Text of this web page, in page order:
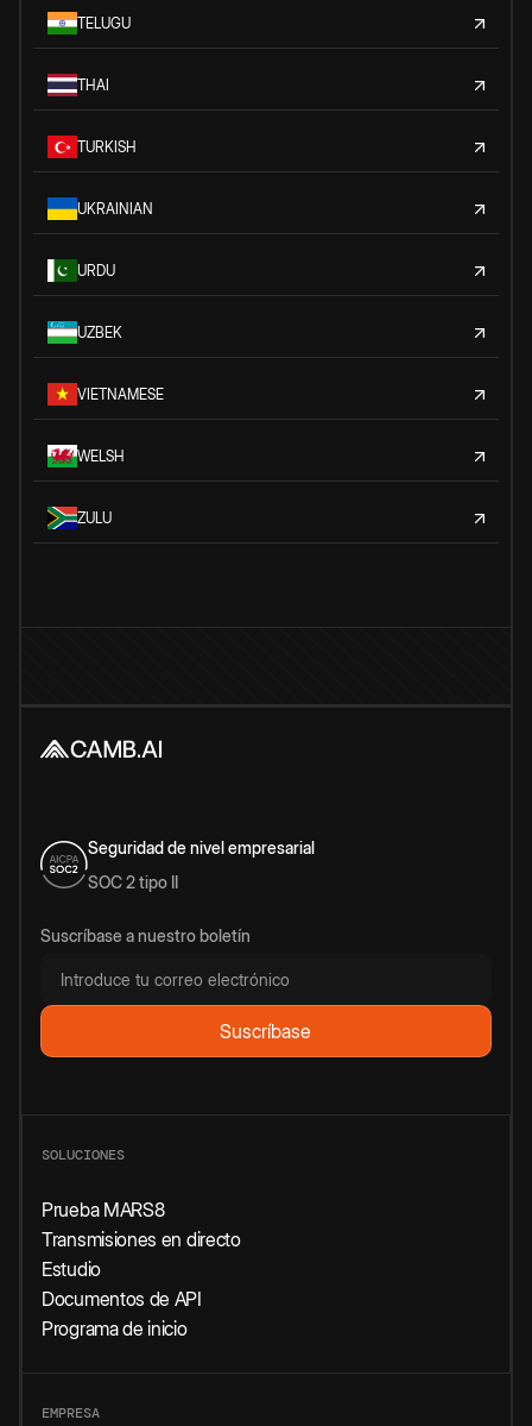
TELUGU
THAI
TURKISH
UKRAINIAN
URDU
UZBEK
VIETNAMESE
WELSH
ZULU
Seguridad de nivel empresarial
SOC 2 tipo II
Suscríbase a nuestro boletín
SOLUCIONES
Prueba MARS8
Transmisiones en directo
Estudio
Documentos de API
Programa de inicio
EMPRESA